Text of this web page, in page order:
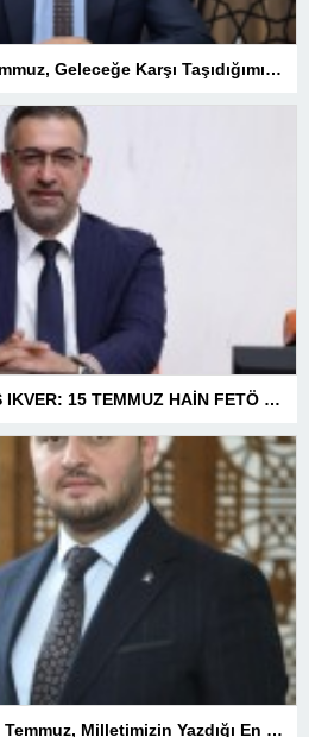
Fetih Ahmet Biçer: 15 Temmuz, Geleceğe Karşı Taşıdığımız Sorumluluğu Hatırlatan Bir Milattır
MHP Elazığ Milletvekili IŞ IKVER: 15 TEMMUZ HAİN FETÖ KALKIŞMASI TÜRKİYE’Yİ İŞGAL GİRİŞİMİDİR
Başkan Selmanoğlu: “15 Temmuz, Milletimizin Yazdığı En Büyük Demokrasi Destanlarından Biridir”